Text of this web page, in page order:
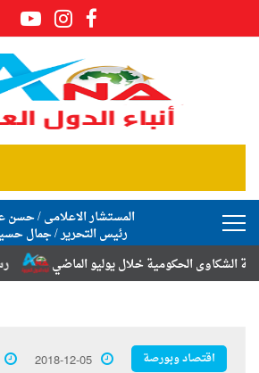
المستشار الاعلامى / حسن
رئيس التحرير / جمال
رسميًا
الحكومية خلال يوليو الماضي
اقتصاد وبورصة 2018-12-05